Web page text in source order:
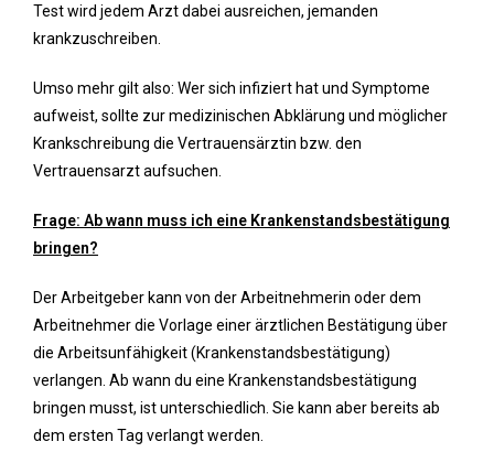
Test wird jedem Arzt dabei ausreichen, jemanden
krankzuschreiben.
Umso mehr gilt also: Wer sich infiziert hat und Symptome
aufweist, sollte zur medizinischen Abklärung und möglicher
Krankschreibung die Vertrauensärztin bzw. den
Vertrauensarzt aufsuchen.
Frage: Ab wann muss ich eine Krankenstandsbestätigung
bringen?
Der Arbeitgeber kann von der Arbeitnehmerin oder dem
Arbeitnehmer die Vorlage einer ärztlichen Bestätigung über
die Arbeitsunfähigkeit (Krankenstandsbestätigung)
verlangen. Ab wann du eine Krankenstandsbestätigung
bringen musst, ist unterschiedlich. Sie kann aber bereits ab
dem ersten Tag verlangt werden.